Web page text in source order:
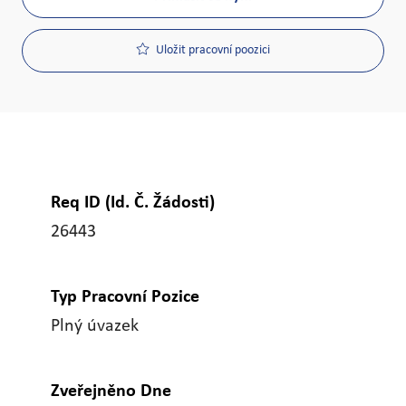
Uložit pracovní poozici
Req ID (Id. Č. Žádosti)
26443
Typ Pracovní Pozice
Plný úvazek
Zveřejněno Dne